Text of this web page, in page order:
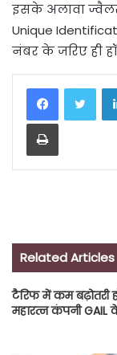
इसके अलावा
Unique
नंबर के जरिए ही
Print
Related Articles
टैरिफ में कम बढ़ोतरी
महारत्न कंपनी